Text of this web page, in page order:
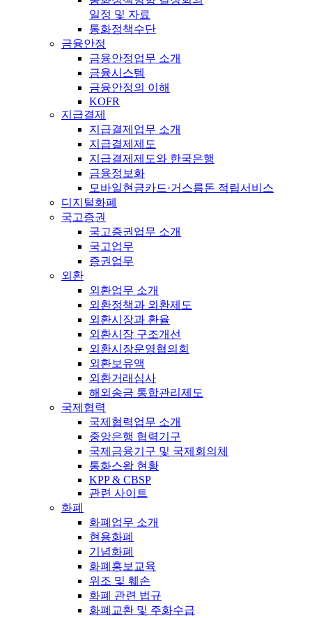
일정 및 자료
통화정책수단
금융안정
금융안정업무 소개
금융시스템
금융안정의 이해
KOFR
지급결제
지급결제업무 소개
지급결제제도
지급결제제도와 한국은행
금융정보화
모바일현금카드·거스름돈 적립서비스
디지털화폐
국고증권
국고증권업무 소개
국고업무
증권업무
외환
외환업무 소개
외환정책과 외환제도
외환시장과 환율
외환시장 구조개선
외환시장운영협의회
외환보유액
외환거래심사
해외송금 통합관리제도
국제협력
국제협력업무 소개
중앙은행 협력기구
국제금융기구 및 국제회의체
통화스왑 현황
KPP & CBSP
관련 사이트
화폐
화폐업무 소개
현용화폐
기념화폐
화폐홍보교육
위조 및 훼손
화폐 관련 법규
화폐교환 및 주화수급